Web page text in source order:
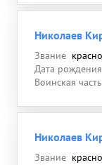
Николаев
Звание
Дата рождения
Воинская часть
Николаев
Звание